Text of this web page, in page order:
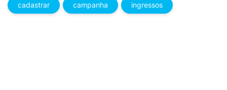
cadastrar campanha ingressos